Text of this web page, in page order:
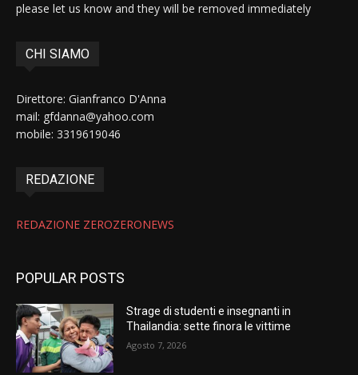
please let us know and they will be removed immediately
CHI SIAMO
Direttore: Gianfranco D'Anna
mail: gfdanna@yahoo.com
mobile: 3319619046
REDAZIONE
REDAZIONE ZEROZERONEWS
POPULAR POSTS
Strage di studenti e insegnanti in
Thailandia: sette finora le vittime
Agosto 7, 2026